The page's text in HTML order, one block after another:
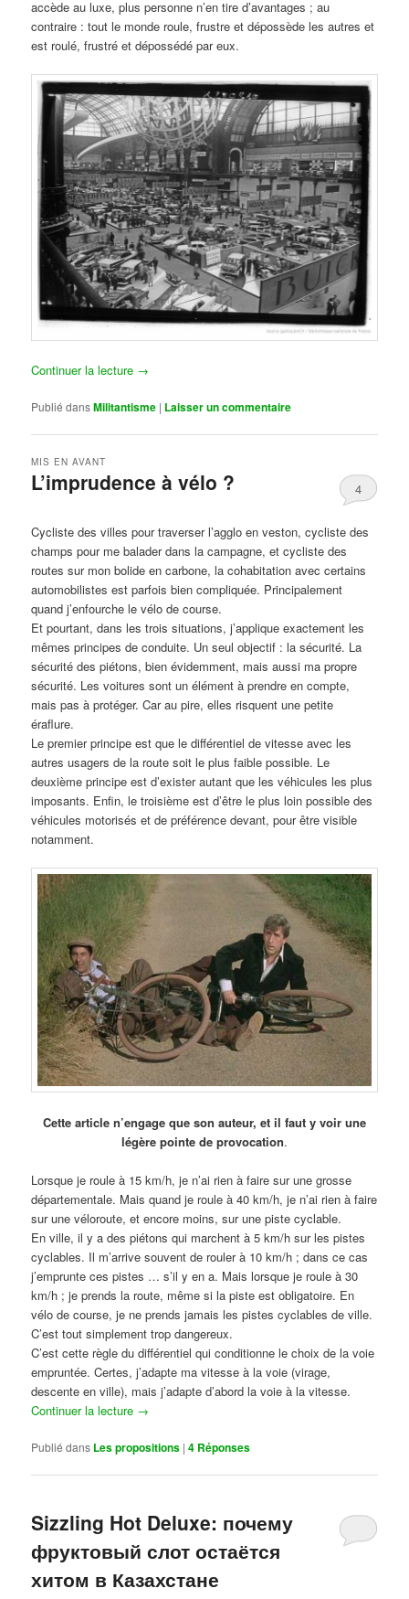
accède au luxe, plus personne n’en tire d’avantages ; au
contraire : tout le monde roule, frustre et dépossède les autres et
est roulé, frustré et dépossédé par eux.
Continuer la lecture →
Publié dansMilitantisme | Laisser un commentaire
L’imprudence à vélo ?
MIS EN AVANT
4
Cycliste des villes pour traverser l’agglo en veston, cycliste des
champs pour me balader dans la campagne, et cycliste des
routes sur mon bolide en carbone, la cohabitation avec certains
automobilistes est parfois bien compliquée. Principalement
quand j’enfourche le vélo de course.
Et pourtant, dans les trois situations, j’applique exactement les
mêmes principes de conduite. Un seul objectif : la sécurité. La
sécurité des piétons, bien évidemment, mais aussi ma propre
sécurité. Les voitures sont un élément à prendre en compte,
mais pas à protéger. Car au pire, elles risquent une petite
éraflure.
Le premier principe est que le différentiel de vitesse avec les
autres usagers de la route soit le plus faible possible. Le
deuxième principe est d’exister autant que les véhicules les plus
imposants. Enfin, le troisième est d’être le plus loin possible des
véhicules motorisés et de préférence devant, pour être visible
notamment.
Cette article n’engage que son auteur, et il faut y voir une
légère pointe de provocation.
Lorsque je roule à 15 km/h, je n’ai rien à faire sur une grosse
départementale. Mais quand je roule à 40 km/h, je n’ai rien à faire
sur une véloroute, et encore moins, sur une piste cyclable.
En ville, il y a des piétons qui marchent à 5 km/h sur les pistes
cyclables. Il m’arrive souvent de rouler à 10 km/h ; dans ce cas
j’emprunte ces pistes … s’il y en a. Mais lorsque je roule à 30
km/h ; je prends la route, même si la piste est obligatoire. En
vélo de course, je ne prends jamais les pistes cyclables de ville.
C’est tout simplement trop dangereux.
C’est cette règle du différentiel qui conditionne le choix de la voie
empruntée. Certes, j’adapte ma vitesse à la voie (virage,
descente en ville), mais j’adapte d’abord la voie à la vitesse.
Continuer la lecture →
Publié dans Les propositions |4 Réponses
Sizzling Hot Deluxe: почему
фруктовый слот остаётся
хитом в Казахстане